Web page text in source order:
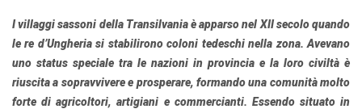
I villaggi sassoni della Transilvaniaè apparso nel XII secolo quando
le re d’Ungheria si stabilirono coloni tedeschi nella zona. Avevano
uno status speciale tra le nazioni in provincia e la loro civiltà è
riuscita a sopravvivere e prosperare, formando una comunità molto
forte di agricoltori, artigiani e commercianti. Essendo situato in